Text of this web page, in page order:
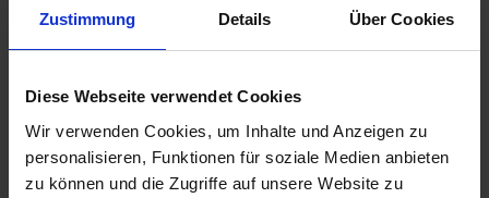
Zustimmung Details Über Cookies
Diese Webseite verwendet Cookies
Wir verwenden Cookies, um Inhalte und Anzeigen zu
personalisieren, Funktionen für soziale Medien anbieten
zu können und die Zugriffe auf unsere Website zu
immer eine förderliche Lernatmosphäre zu erhalten.
Daraus geht auch einher, dass z.B. Pausen zwischen
Kommunikation mit Mitschülern dienen sollen. Die
Nutzung von Handys kann dieses erheblich
einschränken. Die folgende Ordnung dient daher auch all
den oben genannten Zielen.